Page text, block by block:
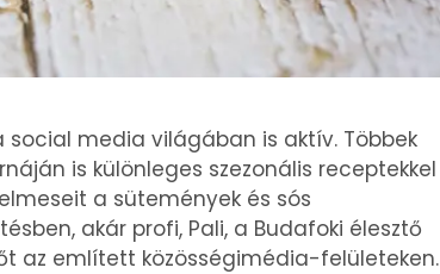
media világában is aktív. Többek
is különleges szezonális receptekkel
a sütemények és sós
akár profi, Pali, a Budafoki élesztő
az említett közösségimédia-felületeken.